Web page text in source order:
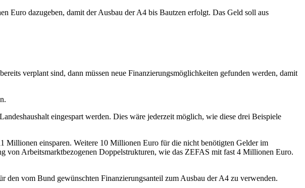
Euro dazugeben, damit der Ausbau der A4 bis Bautzen erfolgt. Das Geld soll aus
verplant sind, dann müssen neue Finanzierungsmöglichkeiten gefunden werden, damit
eingespart werden. Dies wäre jederzeit möglich, wie diese drei Beispiele
Millionen einsparen. Weitere 10 Millionen Euro für die nicht benötigten Gelder im
von Arbeitsmarktbezogenen Doppelstrukturen, wie das ZEFAS mit fast 4 Millionen Euro.
den vom Bund gewünschten Finanzierungsanteil zum Ausbau der A4 zu verwenden.